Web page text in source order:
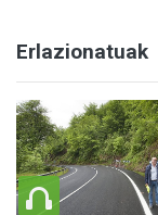
Erlazionatuak